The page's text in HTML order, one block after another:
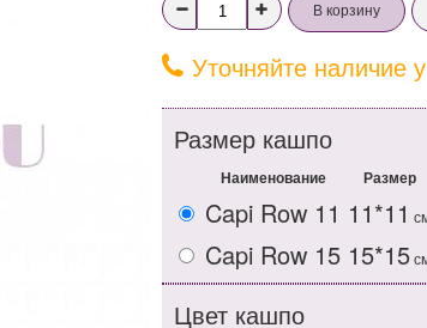
В корзину
Уточняйте наличие
Размер кашпо
Наименование Размер
Capi Row 11 11*11
Capi Row 15 15*15
Цвет кашпо